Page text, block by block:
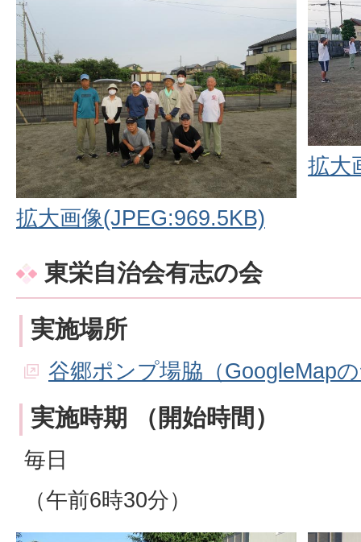
拡大画像(JPEG:969.5KB)
拡大
東栄自治会有志の会
実施場所
谷郷ポンプ場脇（GoogleMap
実施時期 （開始時間）
毎日
（午前6時30分）